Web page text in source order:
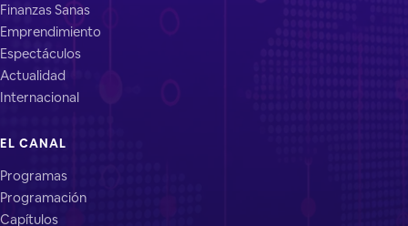
Finanzas Sanas
Emprendimiento
Espectáculos
Actualidad
Internacional
EL CANAL
Programas
Programación
Capítulos